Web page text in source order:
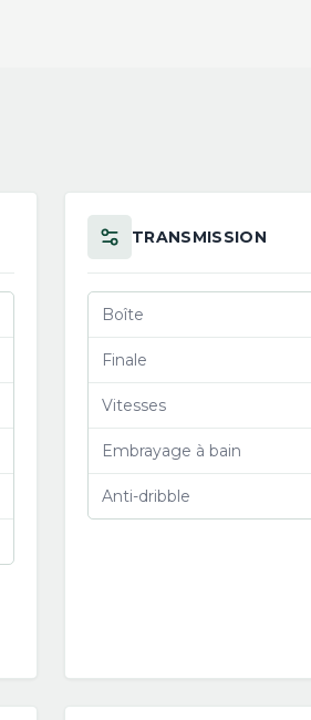
TRANSMISSION
Boîte
Finale
Vitesses
Embrayage à bain
Anti-dribble